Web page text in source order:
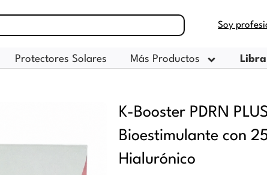
Soy
Protectores Solares Más Productos Libra
K-Booster PDRN
Bioestimulante con
Hialurónico